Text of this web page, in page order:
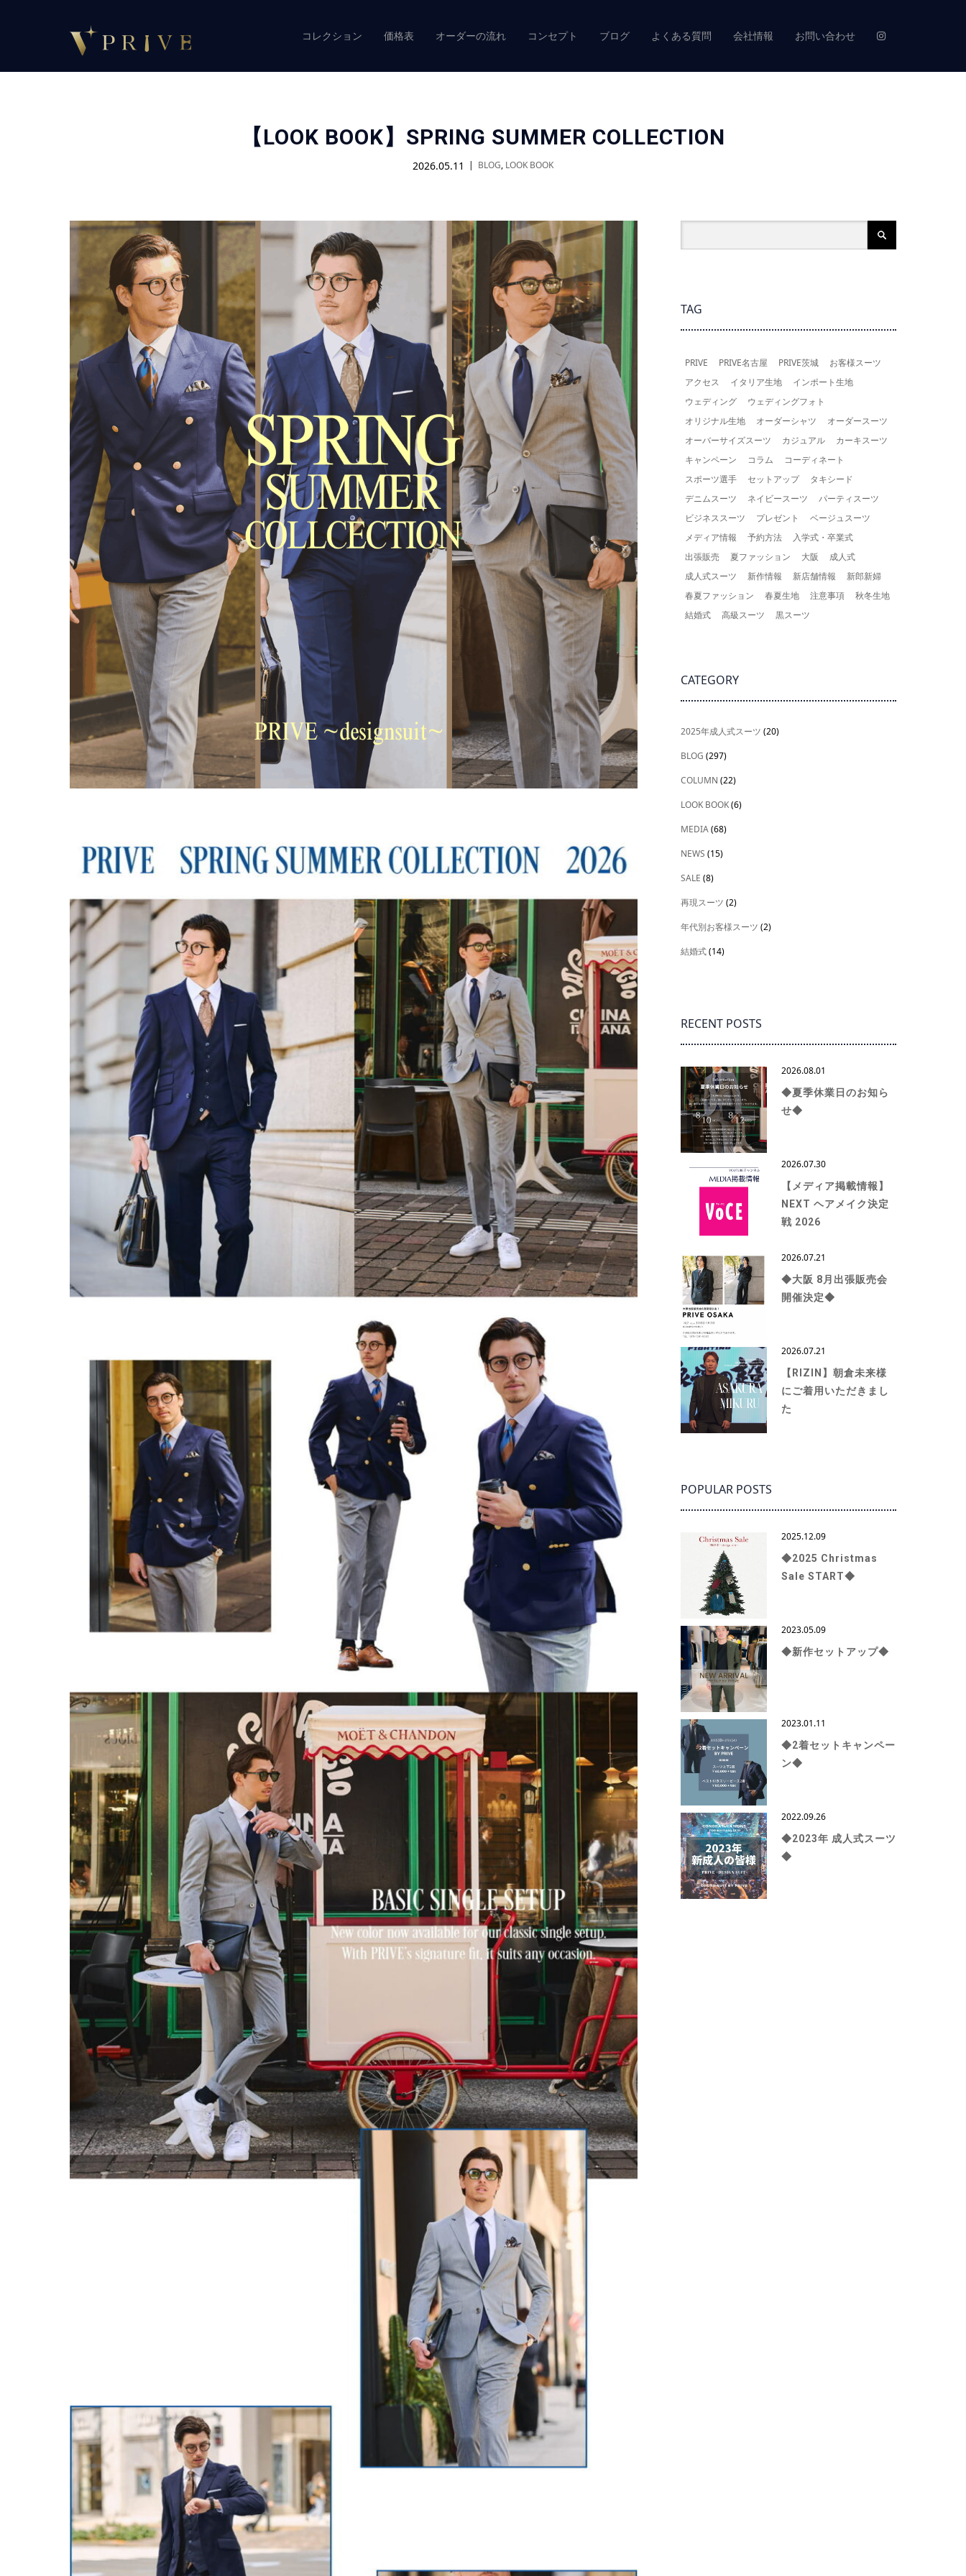
コレクション 価格表 オーダーの流れ コンセプト ブログ よくある質問 会社情報 お問い合わせ
【LOOK BOOK】SPRING SUMMER COLLECTION
2026.05.11 BLOG, LOOK BOOK
TAG
PRIVE PRIVE名古屋 PRIVE茨城
お客様スーツ
アクセス
イタリア生地
インポート生地
ウェディング
ウェディングフォト
オリジナル生地
オーダーシャツ
オーダースーツ
オーバーサイズスーツ
カジュアル
カーキスーツ
キャンペーン
コラム
コーディネート
スポーツ選手
セットアップ
タキシード
デニムスーツ
ネイビースーツ
パーティスーツ
ビジネススーツ
プレゼント
ベージュスーツ
メディア情報
予約方法
入学式・卒業式
出張販売
夏ファッション 大阪
成人式
成人式スーツ
新作情報 新店舗情報
新郎新婦
春夏ファッション
春夏生地 注意事項
秋冬生地
結婚式
高級スーツ 黒スーツ
CATEGORY
2025年成人式スーツ (20)
BLOG (297)
COLUMN (22)
LOOK BOOK(6)
MEDIA(68)
NEWS (15)
SALE (8)
再現スーツ (2)
年代別お客様スーツ (2)
結婚式(14)
RECENT POSTS
2026.08.01
◆夏季休業日のお知ら
せ◆
2026.07.30
【メディア掲載情報】
NEXT ヘアメイク決定
戦 2026
2026.07.21
◆大阪 8月出張販売会
開催決定◆
2026.07.21
【RIZIN】朝倉未来様
にご着用いただきまし
た
POPULAR POSTS
2025.12.09
◆2025 Christmas
Sale START◆
2023.05.09
◆新作セットアップ◆
2023.01.11
◆2着セットキャンペー
ン◆
2022.09.26
◆2023年 成人式スーツ
◆